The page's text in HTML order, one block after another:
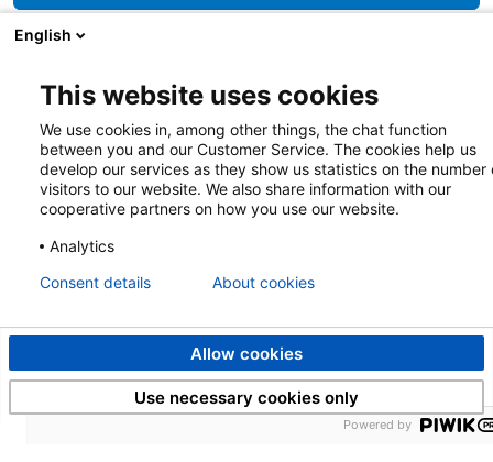
English
This website uses cookies
We use cookies in, among other things, the chat function
between you and our Customer Service. The cookies help us
develop our services as they show us statistics on the number
visitors to our website. We also share information with our
cooperative partners on how you use our website.
Analytics
Allow cookies
Use necessary cookies only
Consent details About cookies
Powered by